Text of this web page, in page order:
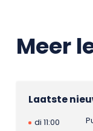
Meer
Laatste
di 11:00